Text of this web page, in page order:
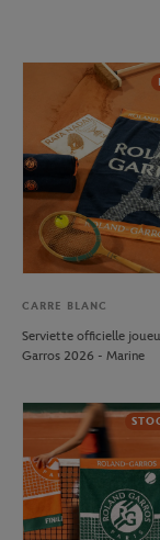
CARRE BLANC
Serviette officielle
Garros 2026 - Marine